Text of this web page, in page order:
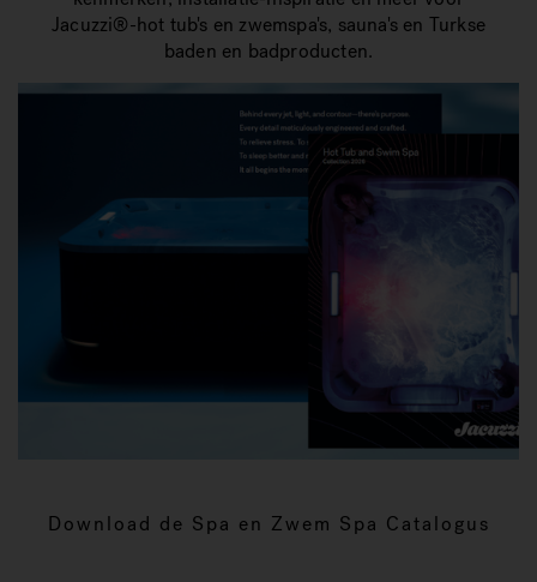
Jacuzzi®-hot tub's en zwemspa's, sauna's en Turkse
baden en badproducten.
Download de Spa en Zwem Spa Catalogus